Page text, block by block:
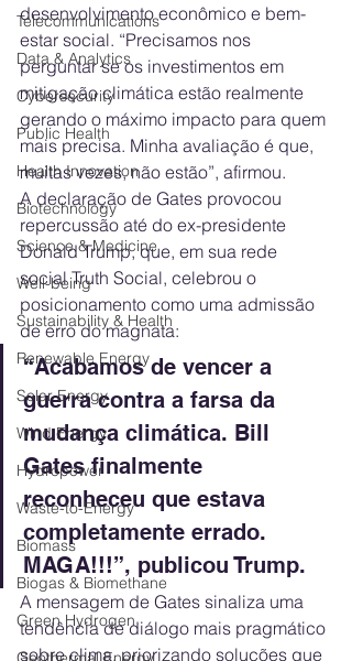
Telecommunications
Data & Analytics
Cybersecurity
Public Health
Health Innovation
Biotechnology
Science & Medicine
Well-being
Sustainability & Health
Renewable Energy
Solar Energy
Wind Energy
Hydropower
Waste-to-Energy
Biomass
Biogas & Biomethane
Green Hydrogen
desenvolvimento econômico e bem-
estar social. “Precisamos nos
perguntar se os investimentos em
mitigação climática estão realmente
gerando o máximo impacto para quem
mais precisa. Minha avaliação é que,
muitas vezes, não estão”, afirmou.
A declaração de Gates provocou
repercussão até do ex-presidente
Donald Trump, que, em sua rede
social Truth Social, celebrou o
posicionamento como uma admissão
de erro do magnata:
“Acabamos de vencer a
guerra contra a farsa da
mudança climática. Bill
Gates finalmente
reconheceu que estava
completamente errado.
MAGA!!!”, publicou Trump.
A mensagem de Gates sinaliza uma
tendência de diálogo mais pragmático
sobre clima, priorizando soluções que